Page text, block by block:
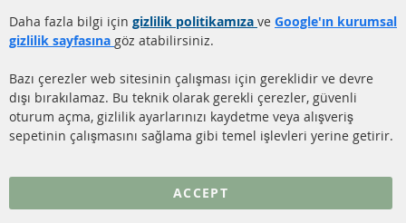
KATALİZÖR (KAT)
SSS
Gönderim ücreti
Daha fazla link
Veri koruma
Genel Çalışma Koşulları
Daha fazla bilgi için gizlilik politikamıza ve Google'ın kurumsal
gizlilik sayfasına göz atabilirsiniz.
Bazı çerezler web sitesinin çalışması için gereklidir ve devre
dışı bırakılamaz. Bu teknik olarak gerekli çerezler, güvenli
oturum açma, gizlilik ayarlarınızı kaydetme veya alışveriş
sepetinin çalışmasını sağlama gibi temel işlevleri yerine getirir.
ACCEPT